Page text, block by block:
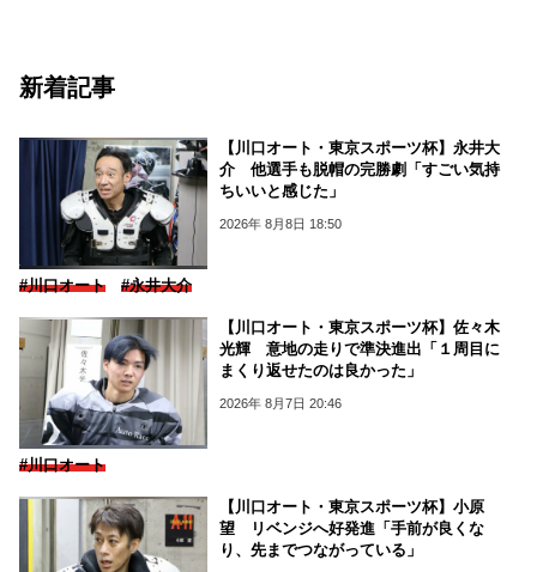
新着記事
【川口オート・東京スポーツ杯】永井大
介 他選手も脱帽の完勝劇「すごい気持
ちいいと感じた」
2026年 8月8日 18:50
#川口オート #永井大介
【川口オート・東京スポーツ杯】佐々木
光輝 意地の走りで準決進出「１周目に
まくり返せたのは良かった」
2026年 8月7日 20:46
#川口オート
【川口オート・東京スポーツ杯】小原
望 リベンジへ好発進「手前が良くな
り、先までつながっている」